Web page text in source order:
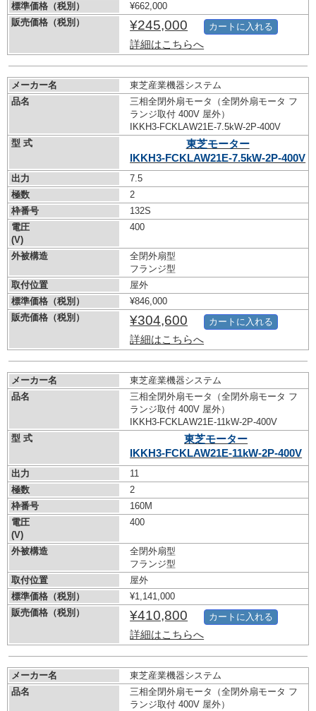
標準価格（税別）
¥662,000
販売価格（税別）
¥245,000
詳細はこちらへ
カートに入れる
メーカー名
東芝産業機器システム
品名
三相全閉外扇モータ（全閉外扇モータ フ
ランジ取付 400V 屋外）
IKKH3-FCKLAW21E-7.5kW-2P-400V
型 式
東芝モーター
IKKH3-FCKLAW21E-7.5kW-2P-400V
出力
7.5
極数
2
枠番号
132S
電圧
(V)
400
外被構造
全閉外扇型
フランジ型
取付位置
屋外
標準価格（税別）
¥846,000
販売価格（税別）
¥304,600
詳細はこちらへ
カートに入れる
メーカー名
東芝産業機器システム
品名
三相全閉外扇モータ（全閉外扇モータ フ
ランジ取付 400V 屋外）
IKKH3-FCKLAW21E-11kW-2P-400V
型 式
東芝モーター
IKKH3-FCKLAW21E-11kW-2P-400V
出力
11
極数
2
枠番号
160M
電圧
(V)
400
外被構造
全閉外扇型
フランジ型
取付位置
屋外
標準価格（税別）
¥1,141,000
販売価格（税別）
¥410,800
詳細はこちらへ
カートに入れる
メーカー名
東芝産業機器システム
品名
三相全閉外扇モータ（全閉外扇モータ フ
ランジ取付 400V 屋外）